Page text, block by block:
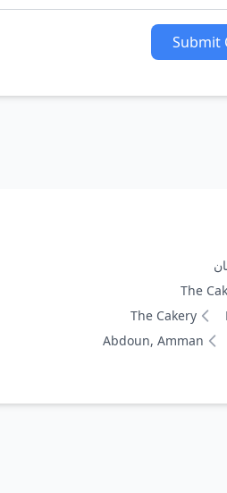
Submit
The
The Cakery
Abdoun, Amman